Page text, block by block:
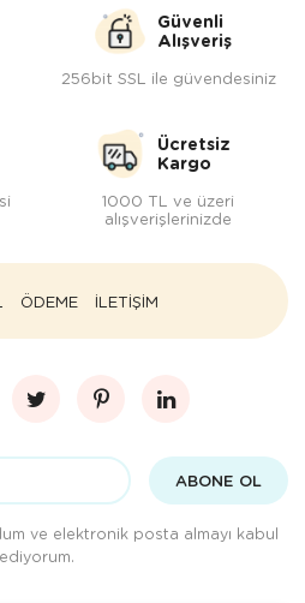
Güvenli
Alışveriş
256bit SSL ile güvendesiniz
Ücretsiz
Kargo
1000 TL ve üzeri
alışverişlerinizde
ÖDEME İLETİŞİM
ABONE OL
ve elektronik posta almayı kabul
ediyorum.